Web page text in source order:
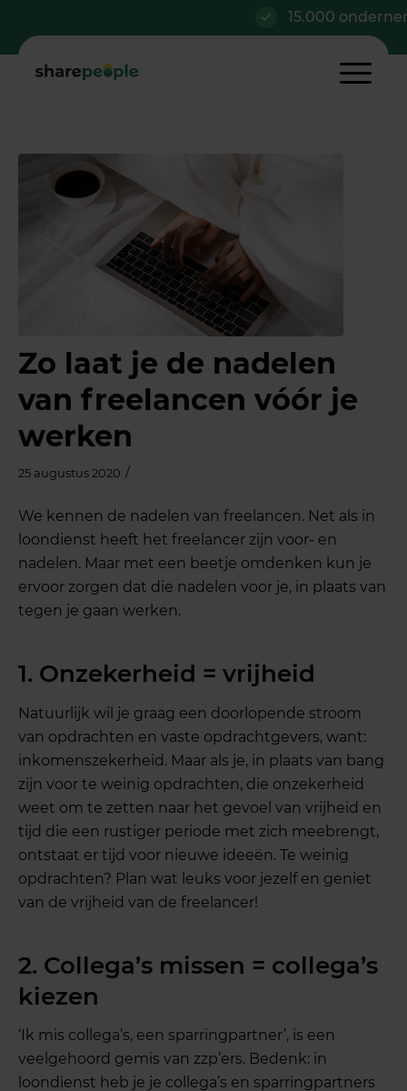
15.000
Zo laat je de nadelen
van freelancen vóór je
werken
25 augustus 2020 /
We kennen de nadelen van freelancen. Net als in
loondienst heeft het freelancer zijn voor- en
nadelen. Maar met een beetje omdenken kun je
ervoor zorgen dat die nadelen voor je, in plaats van
tegen je gaan werken.
1. Onzekerheid = vrijheid
Natuurlijk wil je graag een doorlopende stroom
van opdrachten en vaste opdrachtgevers, want:
inkomenszekerheid. Maar als je, in plaats van bang
zijn voor te weinig opdrachten, die onzekerheid
weet om te zetten naar het gevoel van vrijheid en
tijd die een rustiger periode met zich meebrengt,
ontstaat er tijd voor nieuwe ideeën. Te weinig
opdrachten? Plan wat leuks voor jezelf en geniet
van de vrijheid van de freelancer!
2. Collega’s missen = collega’s
kiezen
‘Ik mis collega’s, een sparringpartner’, is een
veelgehoord gemis van zzp’ers. Bedenk: in
loondienst heb je je collega’s en sparringpartners